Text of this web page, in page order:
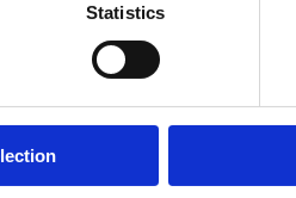
Statistics